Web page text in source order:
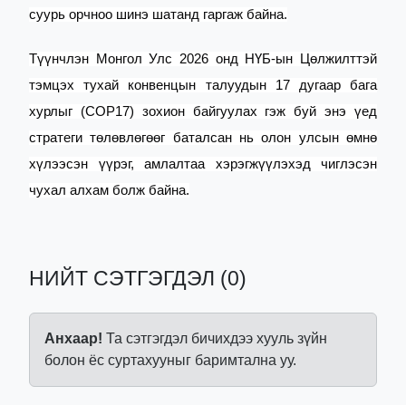
суурь орчноо шинэ шатанд гаргаж байна.
Түүнчлэн Монгол Улс 2026 онд НҮБ-ын Цөлжилттэй
тэмцэх тухай конвенцын талуудын 17 дугаар бага
хурлыг (COP17) зохион байгуулах гэж буй энэ үед
стратеги төлөвлөгөөг баталсан нь олон улсын өмнө
хүлээсэн үүрэг, амлалтаа хэрэгжүүлэхэд чиглэсэн
чухал алхам болж байна.
НИЙТ СЭТГЭГДЭЛ (0)
Анхаар! Та сэтгэгдэл бичихдээ хууль зүйн
болон ёс суртахууныг баримтална уу.